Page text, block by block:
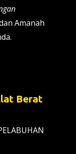
Amanah
Berat